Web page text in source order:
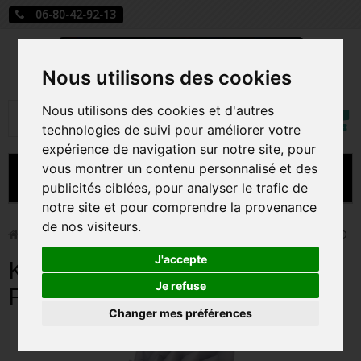
Nous utilisons des cookies
Nous utilisons des cookies et d'autres
technologies de suivi pour améliorer votre
expérience de navigation sur notre site, pour
vous montrer un contenu personnalisé et des
publicités ciblées, pour analyser le trafic de
notre site et pour comprendre la provenance
de nos visiteurs.
J'accepte
Je refuse
Changer mes préférences
06-80-42-92-13
Rechercher
Mon
MENU
CARTE A JOUER
PRÉCOMMANDE FIGURINES POP
FIGURINES POP MANGA
FIGURINES POP DISNEY
FIGURINES POP MARVEL
Figurines > KAKASHI / NARUTO / FIGURINE NENDOROID
KAKASHI / NARUTO /
FIGURINE NENDOROID